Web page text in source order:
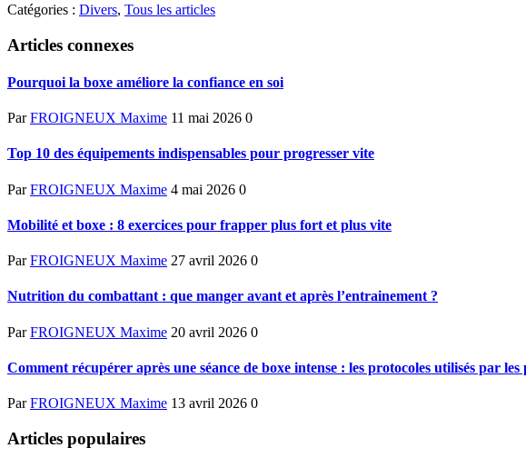
Catégories : Divers, Tous les articles
Articles connexes
Pourquoi la boxe améliore la confiance en soi
Par FROIGNEUX Maxime 11 mai 2026 0
Top 10 des équipements indispensables pour progresser vite
Par FROIGNEUX Maxime 4 mai 2026 0
Mobilité et boxe : 8 exercices pour frapper plus fort et plus vite
Par FROIGNEUX Maxime 27 avril 2026 0
Nutrition du combattant : que manger avant et après l’entrainement ?
Par FROIGNEUX Maxime 20 avril 2026 0
Comment récupérer après une séance de boxe intense : les protocoles utilisés par les
Par FROIGNEUX Maxime 13 avril 2026 0
Articles populaires